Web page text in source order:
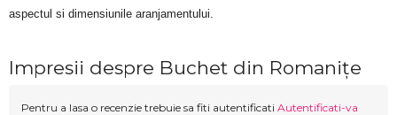
aspectul si dimensiunile aranjamentului.
Impresii despre Buchet din Romanițe
Pentru a lasa o recenzie trebuie sa fiti autentificati Autentificati-va